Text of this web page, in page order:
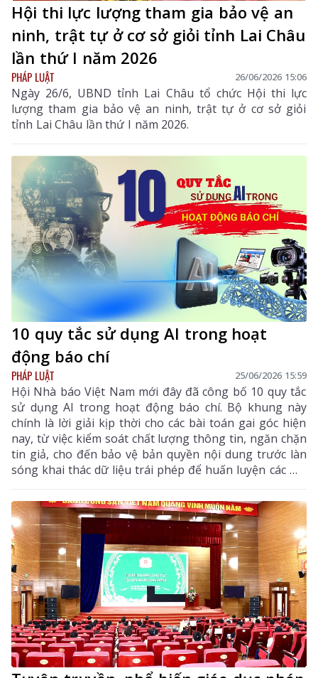
Hội thi lực lượng tham gia bảo vệ an
ninh, trật tự ở cơ sở giỏi tỉnh Lai Châu
lần thứ I năm 2026
PHÁP LUẬT 26/06/2026 15:06
Ngày 26/6, UBND tỉnh Lai Châu tổ chức Hội thi lực
lượng tham gia bảo vệ an ninh, trật tự ở cơ sở giỏi
tỉnh Lai Châu lần thứ I năm 2026.
10 quy tắc sử dụng AI trong hoạt
động báo chí
PHÁP LUẬT 25/06/2026 15:59
Hội Nhà báo Việt Nam mới đây đã công bố 10 quy tắc
sử dụng AI trong hoạt động báo chí. Bộ khung này
chính là lời giải kịp thời cho các bài toán gai góc hiện
nay, từ việc kiểm soát chất lượng thông tin, ngăn chặn
tin giả, cho đến bảo vệ bản quyền nội dung trước làn
sóng khai thác dữ liệu trái phép để huấn luyện các mô
hình trí tuệ nhân tạo.